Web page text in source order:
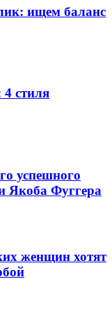
ищем баланс
стиля
успешного
Якоба Фуггера
женщин хотят